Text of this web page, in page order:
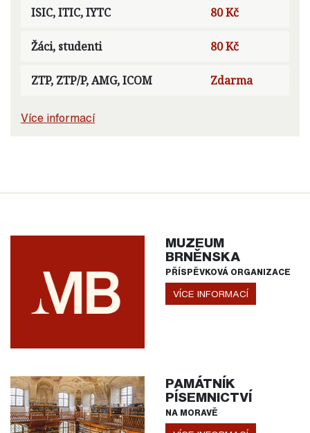
ISIC, ITIC, IYTC 80 Kč
Žáci, studenti 80 Kč
ZTP, ZTP/P, AMG, ICOM Zdarma
Více informací
MUZEUM
BRNĚNSKA
PŘÍSPĚVKOVÁ ORGANIZACE
VÍCE INFORMACÍ
PAMÁTNÍK
PÍSEMNICTVÍ
NA MORAVĚ